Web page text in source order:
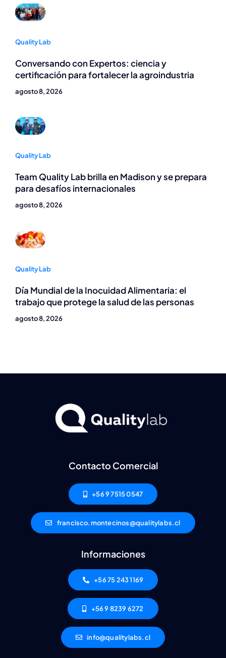
Quality Lab
Conversando con Expertos: ciencia y
certificación para fortalecer la agroindustria
agosto 8, 2026
Quality Lab
Team Quality Lab brilla en Madison y se prepara
para desafíos internacionales
agosto 8, 2026
Quality Lab
Día Mundial de la Inocuidad Alimentaria: el
trabajo que protege la salud de las personas
agosto 8, 2026
Contacto Comercial
+56 9 7515 0547
francisco.montecinos@qualitylabs.cl
Informaciones
+56 75 243 1169
+56 9 8239 6272
info@qualitylabs.cl